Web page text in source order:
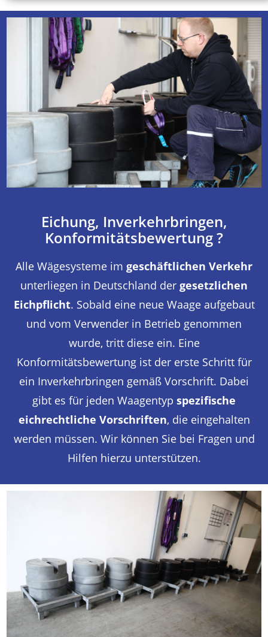
Eichung, Inverkehrbringen,
Konformitätsbewertung ?
Alle Wägesysteme im geschäftlichen Verkehr
unterliegen in Deutschland der gesetzlichen
Eichpflicht. Sobald eine neue Waage aufgebaut
und vom Verwender in Betrieb genommen
wurde, tritt diese ein. Eine
Konformitätsbewertung ist der erste Schritt für
ein Inverkehrbringen gemäß Vorschrift. Dabei
gibt es für jeden Waagentyp spezifische
eichrechtliche Vorschriften, die eingehalten
werden müssen. Wir können Sie bei Fragen und
Hilfen hierzu unterstützen.